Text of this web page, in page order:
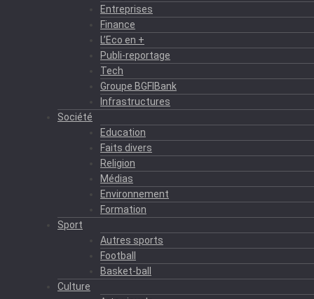
Entreprises
Finance
L’Eco en +
Publi-reportage
Tech
Groupe BGFIBank
Infrastructures
Société
Education
Faits divers
Religion
Médias
Environnement
Formation
Sport
Autres sports
Football
Basket-ball
Culture